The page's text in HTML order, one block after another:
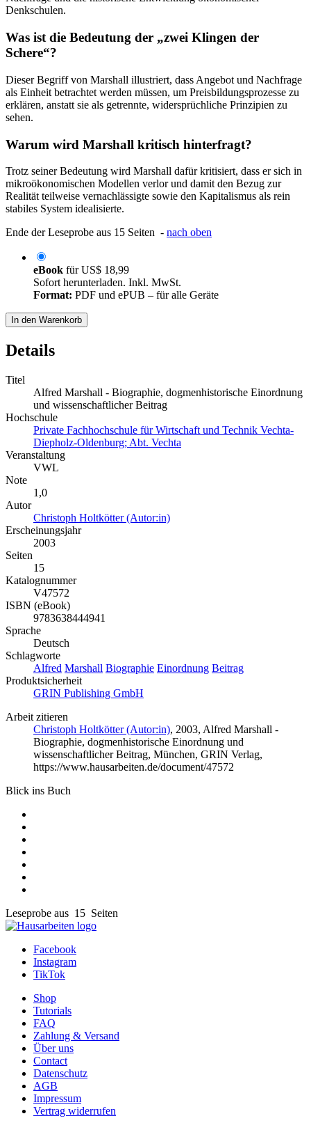
Denkschulen.
Was ist die Bedeutung der „zwei Klingen der
Schere“?
Dieser Begriff von Marshall illustriert, dass Angebot und Nachfrage
als Einheit betrachtet werden müssen, um Preisbildungsprozesse zu
erklären, anstatt sie als getrennte, widersprüchliche Prinzipien zu
sehen.
Warum wird Marshall kritisch hinterfragt?
Trotz seiner Bedeutung wird Marshall dafür kritisiert, dass er sich in
mikroökonomischen Modellen verlor und damit den Bezug zur
Realität teilweise vernachlässigte sowie den Kapitalismus als rein
stabiles System idealisierte.
Ende der Leseprobe aus 15 Seiten - nach oben
eBook fürUS$ 18,99
Sofort herunterladen. Inkl. MwSt.
Format: PDF und ePUB – für alle Geräte
In den Warenkorb
Details
Titel
Alfred Marshall - Biographie, dogmenhistorische Einordnung
und wissenschaftlicher Beitrag
Hochschule
Private Fachhochschule für Wirtschaft und Technik Vechta-
Diepholz-Oldenburg; Abt. Vechta
Veranstaltung
VWL
Note
1,0
Autor
Christoph Holtkötter (Autor:in)
Erscheinungsjahr
2003
Seiten
15
Katalognummer
V47572
ISBN (eBook)
9783638444941
Sprache
Deutsch
Schlagworte
Alfred Marshall Biographie Einordnung Beitrag
Produktsicherheit
GRIN Publishing GmbH
Arbeit zitieren
Christoph Holtkötter (Autor:in), 2003, Alfred Marshall -
Biographie, dogmenhistorische Einordnung und
wissenschaftlicher Beitrag, München, GRIN Verlag,
https://www.hausarbeiten.de/document/47572
Blick ins Buch
Leseprobe aus 15 Seiten
Facebook
Instagram
TikTok
Shop
Tutorials
FAQ
Zahlung & Versand
Über uns
Contact
Datenschutz
AGB
Impressum
Vertrag widerrufen